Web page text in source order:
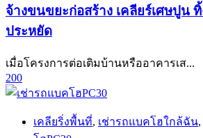
จ้างขนขยะก่อสร้าง เคลียร์เศษปูน
ประหยัด
เมื่อโครงการต่อเติมบ้านหรืออาคารเส...
200
เคลียริ่งพื้นที่, เช่ารถแบคโฮใกล้ฉัน,